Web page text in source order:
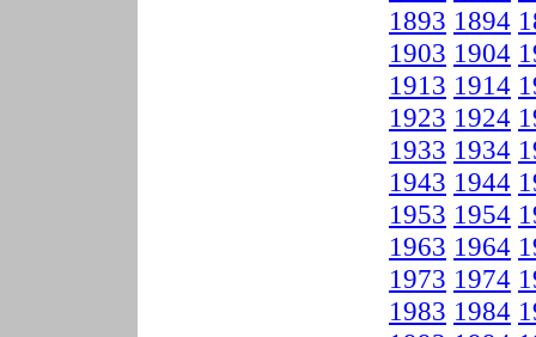
1893 1894
1903 1904
1913 1914
1923 1924
1933 1934
1943 1944
1953 1954
1963 1964
1973 1974
1983 1984